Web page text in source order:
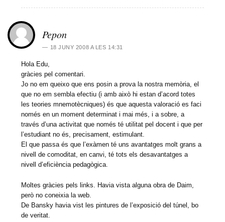
Pepon
18 JUNY 2008 A LES 14:31
Hola Edu,
gràcies pel comentari.
Jo no em queixo que ens posin a prova la nostra memòria, el
que no em sembla efectiu (i amb això hi estan d’acord totes
les teories mnemotècniques) és que aquesta valoració es faci
només en un moment determinat i mai més, i a sobre, a
través d’una activitat que només té utilitat pel docent i que per
l’estudiant no és, precisament, estimulant.
El que passa és que l’exàmen té uns avantatges molt grans a
nivell de comoditat, en canvi, té tots els desavantatges a
nivell d’eficiència pedagògica.
Moltes gràcies pels links. Havia vista alguna obra de Daim,
però no coneixia la web.
De Bansky havia vist les pintures de l’exposició del túnel, bo
de veritat.